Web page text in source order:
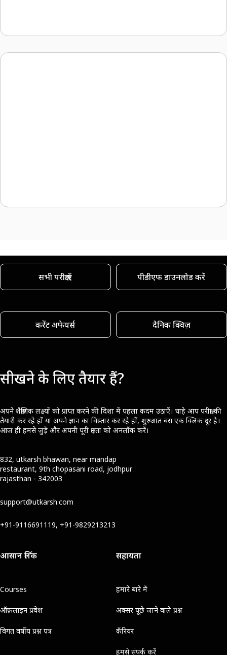
सभी परीक्षाएँ पीडीएफ डाउनलोड करें
करेंट अफेयर्स दैनिक क्विज़
सीखने के लिए तैयार हैं?
अपने शैक्षणिक लक्ष्यों को प्राप्त करने की दिशा में पहला कदम उठाएँ। चाहे आप परीक्षा की
तैयारी कर रहे हों या अपने ज्ञान का विस्तार कर रहे हों, शुरुआत बस एक क्लिक दूर है।
आज ही हमसे जुड़ें और अपनी पूरी क्षमता को अनलॉक करें।
832, utkarsh bhawan, near mandap
restaurant, 9th chopasani road, jodhpur
rajasthan - 342003
support@utkarsh.com
+91-9116691119, +91-9829213213
आसान लिंक
Courses
ऑफ़लाइन प्रवेश
विगत वर्षीय प्रश्न पत्र
सहायता
हमारे बारे में
अक्सर पूछे जाने वाले प्रश्न
कॅरियर
हमसे संपर्क करें